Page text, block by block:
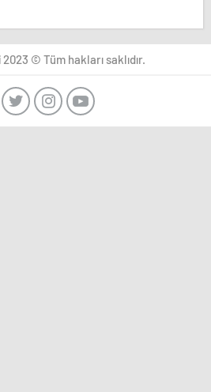
© Tüm hakları saklıdır.